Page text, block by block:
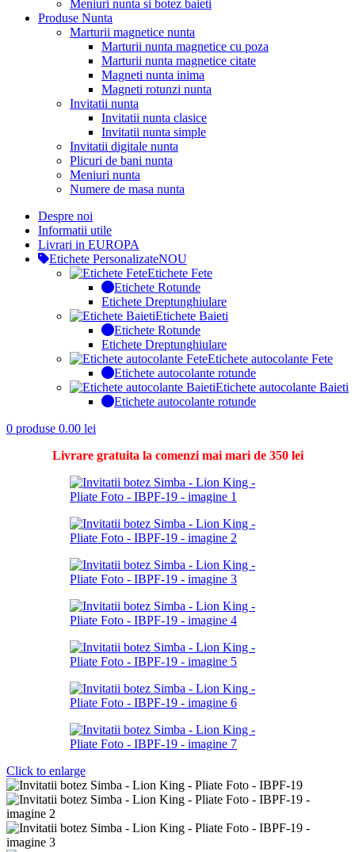
Meniuri nunta si botez baieti
Produse Nunta
Marturii magnetice nunta
Marturii nunta magnetice cu poza
Marturii nunta magnetice citate
Magneti nunta inima
Magneti rotunzi nunta
Invitatii nunta
Invitatii nunta clasice
Invitatii nunta simple
Invitatii digitale nunta
Plicuri de bani nunta
Meniuri nunta
Numere de masa nunta
Despre noi
Informatii utile
Livrari in EUROPA
Etichete PersonalizateNOU
Etichete Fete
Etichete Rotunde
Etichete Dreptunghiulare
Etichete Baieti
Etichete Rotunde
Etichete Dreptunghiulare
Etichete autocolante Fete
Etichete autocolante rotunde
Etichete autocolante Baieti
Etichete autocolante rotunde
0 produse 0.00 lei
Livrare gratuita la comenzi mai mari de 350 lei
Click to enlarge